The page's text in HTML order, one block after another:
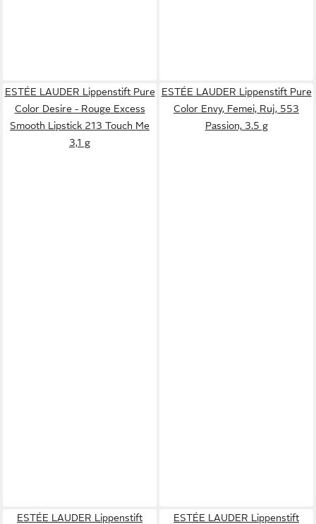
ESTÉE LAUDER Lippenstift Pure
Color Desire - Rouge Excess
Smooth Lipstick 213 Touch Me
3,1 g
ESTÉE LAUDER Lippenstift Pure
Color Envy, Femei, Ruj, 553
Passion, 3.5 g
ESTÉE LAUDER Lippenstift
ESTÉE LAUDER Lippenstift